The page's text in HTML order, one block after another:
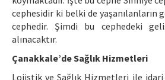
cephesidir ki belki de yaşanılanların
cephedir. Şimdi bu cephedeki
alınacaktır.
Çanakkale’de Sağlık Hizmetleri
Lojistik ve Sağlık Hizmetleri ile